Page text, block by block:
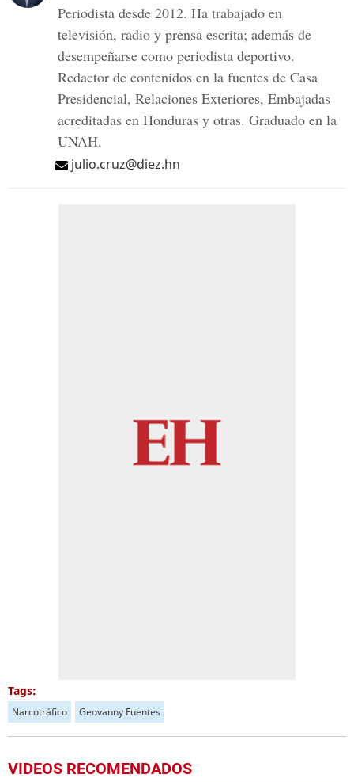
Periodista desde 2012. Ha trabajado en
televisión, radio y prensa escrita; además de
desempeñarse como periodista deportivo.
Redactor de contenidos en la fuentes de Casa
Presidencial, Relaciones Exteriores, Embajadas
acreditadas en Honduras y otras. Graduado en la
UNAH.
julio.cruz@diez.hn
Tags:
Narcotráfico Geovanny Fuentes
VIDEOS RECOMENDADOS